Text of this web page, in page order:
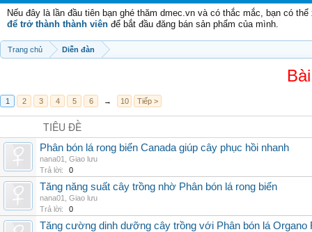
Nếu đây là lần đầu tiên bạn ghé thăm dmec.vn và có thắc mắc, bạn có
để trở thành thành viên để bắt đầu đăng bán sản phẩm của mình.
Trang chủ Diễn đàn
1 2 3 4 5 6 → 10 Tiếp >
TIÊU ĐỀ
Phân bón lá rong biển Canada giúp cây phục hồi nhanh
nana01
Giao lưu
Trả lời:
0
Tăng năng suất cây trồng nhờ Phân bón lá rong biển
nana01
Giao lưu
Trả lời:
0
Tăng cường dinh dưỡng cây trồng với Phân bón lá Organo